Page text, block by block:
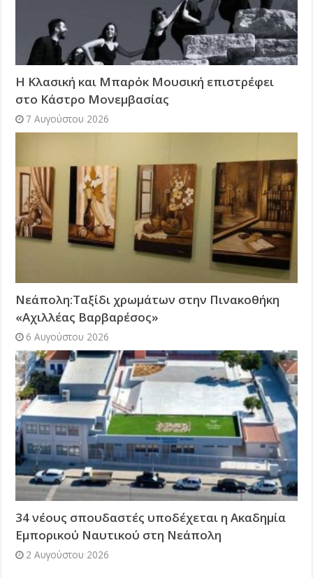
Η Κλασική και Μπαρόκ Μουσική επιστρέφει
στο Κάστρο Μονεμβασίας
7 Αυγούστου 2026
Νεάπολη:Ταξίδι χρωμάτων στην Πινακοθήκη
«Αχιλλέας Βαρβαρέσος»
6 Αυγούστου 2026
34 νέους σπουδαστές υποδέχεται η Ακαδημία
Εμπορικού Ναυτικού στη Νεάπολη
2 Αυγούστου 2026